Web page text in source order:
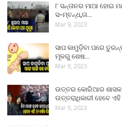
୮ ସନ୍ତାନର ମାଆ ହୋଇ
ସ-ମ୍ବନ୍ଧ,ତା…
Mar 9, 2023
ସାପ କାମୁଡ଼ିବା ପରେ
ମୂଳରୁ ଶେଷ…
Mar 9, 2023
ଉତ୍ତର କୋରିଆର
ଉତ୍ତରାଧିକାରୀ ହେବେ
Mar 9, 2023